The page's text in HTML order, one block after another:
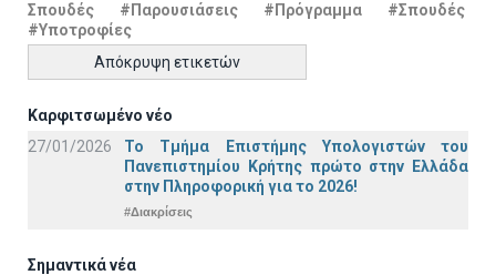
Σπουδές
#Παρουσιάσεις #Πρόγραμμα
#Σπουδές
#Υποτροφίες
Απόκρυψη ετικετών
Καρφιτσωμένο νέο
27/01/2026
Το Τμήμα Επιστήμης Υπολογιστών του
Πανεπιστημίου Κρήτης πρώτο στην Ελλάδα
στην Πληροφορική για το 2026!
#Διακρίσεις
Σημαντικά νέα